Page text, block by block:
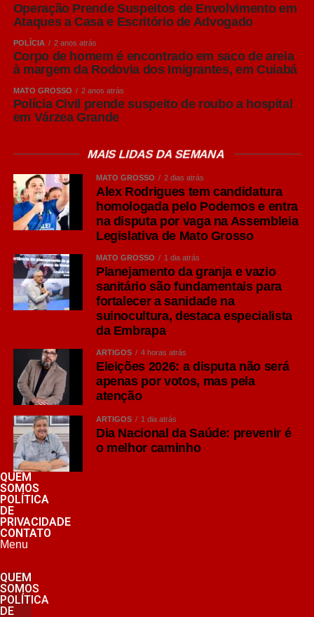
competitividade. A Acrismat trabalha justamente para
aproximar o produtor dessas informações e fortalecer
cada vez mais a cadeia produtiva em Mato Grosso”,
afirmou Frederico Tannure Filho.
COMENTE ABAIXO:
Twitter
Messenger
Share
Operação Prende Suspeitos de Envolvimento em
Ataques a Casa e Escritório de Advogado
POLÍCIA 2 anos atrás
Corpo de homem é encontrado em saco de areia
à margem da Rodovia dos Imigrantes, em Cuiabá
MATO GROSSO 2 anos atrás
Polícia Civil prende suspeito de roubo a hospital
em Várzea Grande
MAIS LIDAS DA SEMANA
MATO GROSSO 2 dias atrás
Alex Rodrigues tem candidatura
homologada pelo Podemos e entra
na disputa por vaga na Assembleia
Legislativa de Mato Grosso
MATO GROSSO 1 dia atrás
Planejamento da granja e vazio
sanitário são fundamentais para
fortalecer a sanidade na
suinocultura, destaca especialista
da Embrapa
ARTIGOS 4 horas atrás
Eleições 2026: a disputa não será
apenas por votos, mas pela
atenção
ARTIGOS 1 dia atrás
Dia Nacional da Saúde: prevenir é
o melhor caminho
QUEM
SOMOS
POLÍTICA
DE
PRIVACIDADE
CONTATO
Menu
QUEM
SOMOS
POLÍTICA
DE